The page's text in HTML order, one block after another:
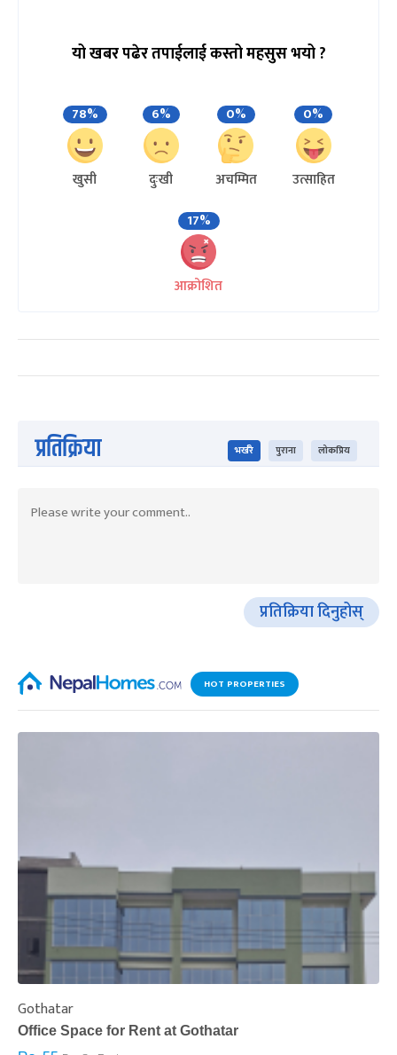
यो खबर पढेर तपाईलाई कस्तो महसुस भयो ?
78%
खुसी
6%
दुःखी
0%
अचम्मित
0%
उत्साहित
17%
आक्रोशित
प्रतिक्रिया भर्खरै पुराना लोकप्रिय
प्रतिक्रिया दिनुहोस्
HOT PROPERTIES
Gothatar
Office Space for Rent at Gothatar